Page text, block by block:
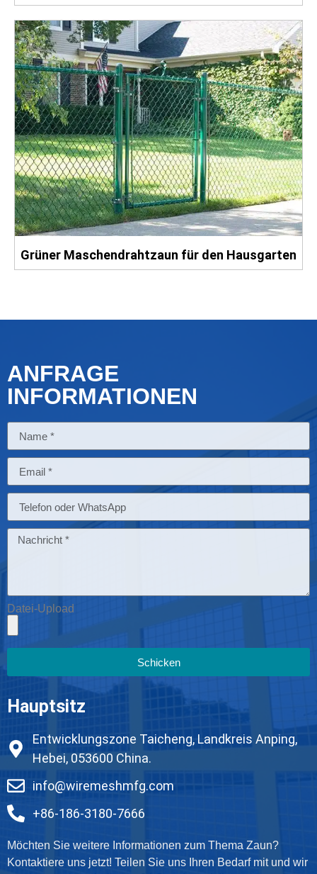
Grüner Maschendrahtzaun für den Hausgarten
ANFRAGE
INFORMATIONEN
Datei-Upload
Schicken
Hauptsitz
Entwicklungszone Taicheng, Landkreis Anping,
Hebei, 053600 China.
info@wiremeshmfg.com
+86-186-3180-7666
Möchten Sie weitere Informationen zum Thema Zaun?
Kontaktiere uns jetzt! Teilen Sie uns Ihren Bedarf mit und wir